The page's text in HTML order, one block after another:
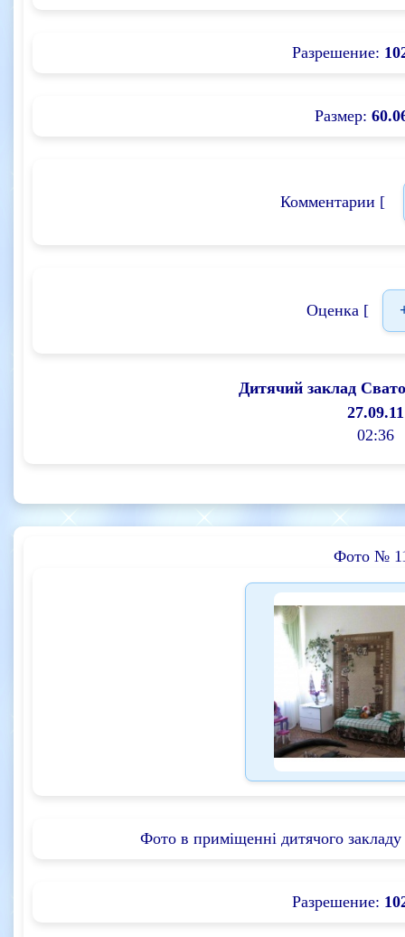
Разрешение:
Размер:
Комментарии [
Оценка [
Дитячий заклад
27.09.11
02:36
Фото №
Фото в приміщенні дитячого
Разрешение: